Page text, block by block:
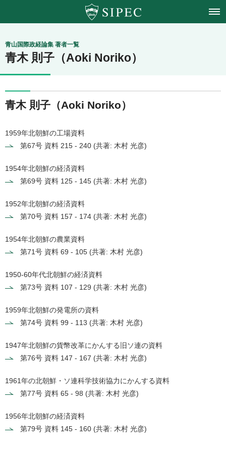
青山学院大学
国際政治経済学会
青山国際政経論集 著者一覧
青木 則子（Aoki Noriko）
青木 則子（Aoki Noriko）
1959年北朝鮮の工場資料
第67号 資料 215 - 240 (共著: 木村 光彦)
1954年北朝鮮の経済資料
第69号 資料 125 - 145 (共著: 木村 光彦)
1952年北朝鮮の経済資料
第70号 資料 157 - 174 (共著: 木村 光彦)
1954年北朝鮮の農業資料
第71号 資料 69 - 105 (共著: 木村 光彦)
1950-60年代北朝鮮の経済資料
第73号 資料 107 - 129 (共著: 木村 光彦)
1959年北朝鮮の発電所の資料
第74号 資料 99 - 113 (共著: 木村 光彦)
1947年北朝鮮の貨幣改革にかんする旧ソ連の資料
第76号 資料 147 - 167 (共著: 木村 光彦)
1961年の北朝鮮・ソ連科学技術協力にかんする資料
第77号 資料 65 - 98 (共著: 木村 光彦)
1956年北朝鮮の経済資料
第79号 資料 145 - 160 (共著: 木村 光彦)